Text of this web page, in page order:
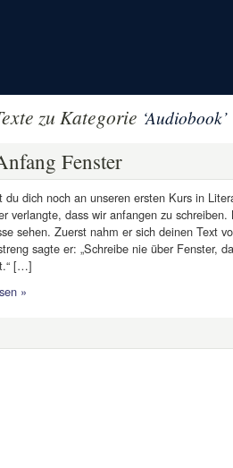
zu Kategorie ‘Audiobook’
Fenster
du dich noch an unseren ersten Kurs in
verlangte, dass wir anfangen zu
sehen. Zuerst nahm er sich deinen Text
sagte er: „Schreibe nie über Fenster,
[…]
»